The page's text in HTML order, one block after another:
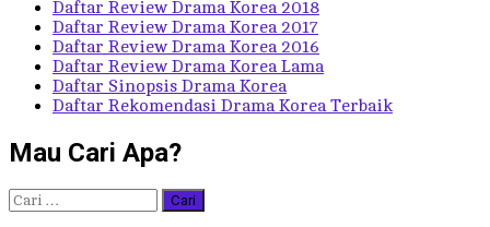
Daftar Review Drama Korea 2018
Daftar Review Drama Korea 2017
Daftar Review Drama Korea 2016
Daftar Review Drama Korea Lama
Daftar Sinopsis Drama Korea
Daftar Rekomendasi Drama Korea Terbaik
Mau Cari Apa?
Cari